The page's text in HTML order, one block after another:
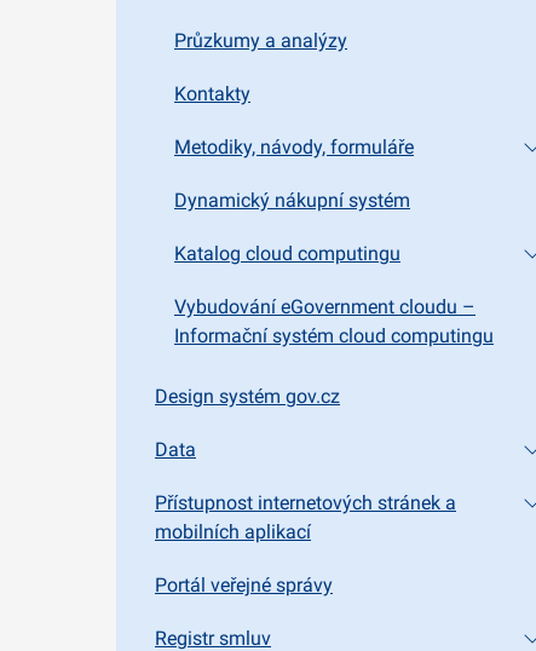
Průzkumy a analýzy
Kontakty
Metodiky, návody, formuláře
Dynamický nákupní systém
Katalog cloud computingu
Vybudování eGovernment cloudu –
Informační systém cloud computingu
Design systém gov.cz
Data
Přístupnost internetových stránek a
mobilních aplikací
Portál veřejné správy
Registr smluv